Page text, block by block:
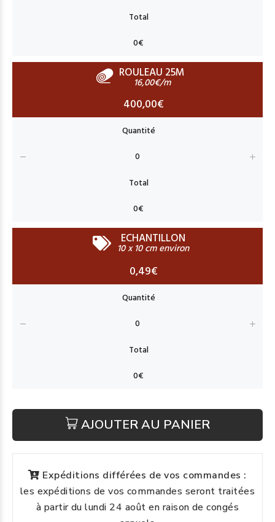
ROULEAU 25M
16,00€/m
400,00€
ECHANTILLON
10 x 10 cm environ
0,49€
AJOUTER AU PANIER
Expéditions différées de vos commandes :
les expéditions de vos commandes seront traitées
à partir du lundi 24 août en raison de congés